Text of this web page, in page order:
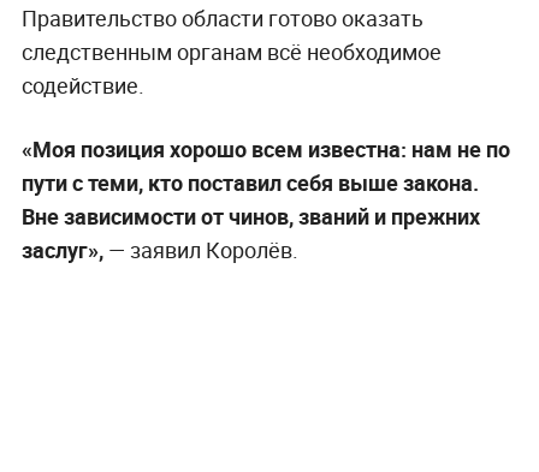
Правительство области готово оказать
следственным органам всё необходимое
содействие.
«Моя позиция хорошо всем известна: нам не по
пути с теми, кто поставил себя выше закона.
Вне зависимости от чинов, званий и прежних
заслуг»,— заявил Королёв.